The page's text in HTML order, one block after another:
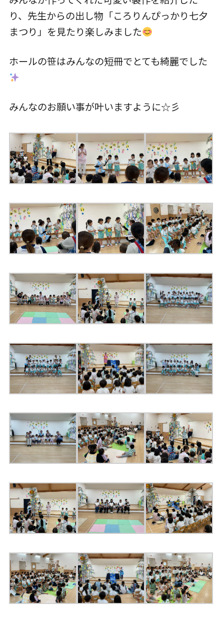
こじかKIDSクラブ
入園について
草深こじか保育園
（幼保連携型認定こども園）
草深こじか第二保育園
こじかKIDSクラブ
ホーム
お知らせ
こじかのブログ
採用サイト
お問い合わせ
TEL.0476-36-5161
在園児用各種届出書類
り、先生からの出し物「ころりんぴっかり七夕
まつり」を見たり楽しみました
ホールの笹はみんなの短冊でとても綺麗でした
みんなのお願い事が叶いますように☆彡